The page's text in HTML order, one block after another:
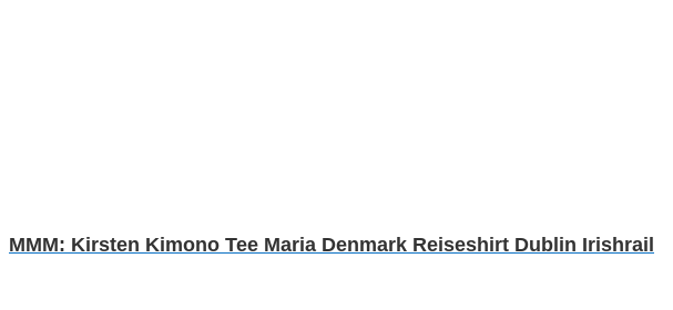
MMM: Kirsten Kimono Tee Maria Denmark Reiseshirt Dublin Irishrail